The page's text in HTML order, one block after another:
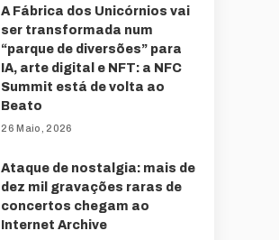
A Fábrica dos Unicórnios vai
ser transformada num
“parque de diversões” para
IA, arte digital e NFT: a NFC
Summit está de volta ao
Beato
26 Maio, 2026
Ataque de nostalgia: mais de
dez mil gravações raras de
concertos chegam ao
Internet Archive